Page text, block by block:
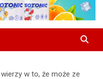
w to, że może ze